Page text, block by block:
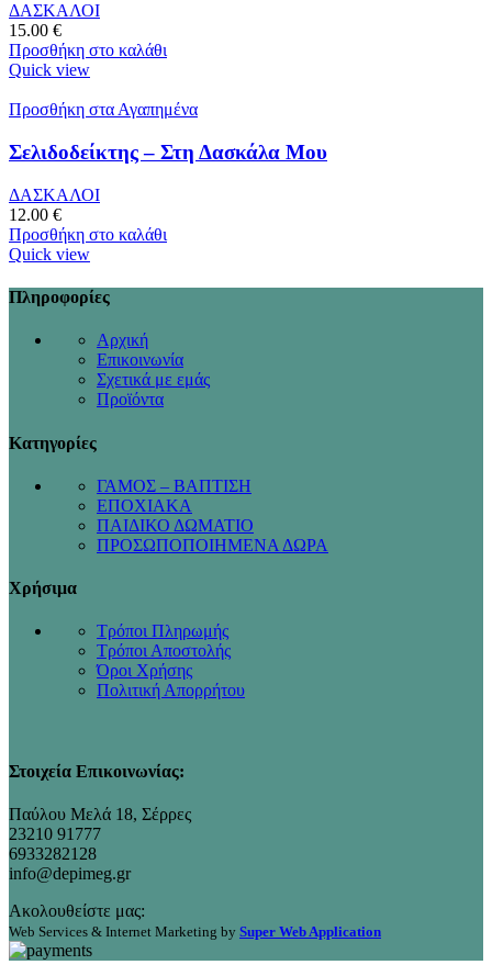
ΔΑΣΚΑΛΟΙ
15.00 €
Προσθήκη στο καλάθι
Quick view
Προσθήκη στα Αγαπημένα
Σελιδοδείκτης – Στη Δασκάλα Μου
ΔΑΣΚΑΛΟΙ
12.00 €
Προσθήκη στο καλάθι
Quick view
Πληροφορίες
Αρχική
Επικοινωνία
Σχετικά με εμάς
Προϊόντα
Κατηγορίες
ΓΑΜΟΣ – ΒΑΠΤΙΣΗ
ΕΠΟΧΙΑΚΑ
ΠΑΙΔΙΚΟ ΔΩΜΑΤΙΟ
ΠΡΟΣΩΠΟΠΟΙΗΜΕΝΑ ΔΩΡΑ
Χρήσιμα
Τρόποι Πληρωμής
Τρόποι Αποστολής
Όροι Χρήσης
Πολιτική Απορρήτου
Στοιχεία Επικοινωνίας:
Παύλου Μελά 18, Σέρρες
23210 91777
6933282128
info@depimeg.gr
Ακολουθείστε μας:
Web Services & Internet Marketing by Super Web Application